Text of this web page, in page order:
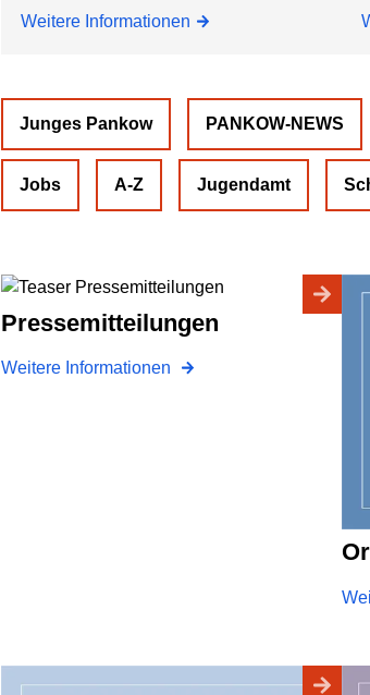
Weitere Informationen
Junges Pankow PANKOW-NEWS
Jobs A-Z Jugendamt
Pressemitteilungen
Weitere Informationen